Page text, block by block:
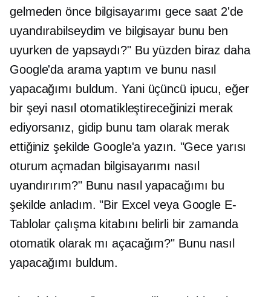
gelmeden önce bilgisayarımı gece saat 2'de
uyandırabilseydim ve bilgisayar bunu ben
uyurken de yapsaydı?" Bu yüzden biraz daha
Google'da arama yaptım ve bunu nasıl
yapacağımı buldum. Yani üçüncü ipucu, eğer
bir şeyi nasıl otomatikleştireceğinizi merak
ediyorsanız, gidip bunu tam olarak merak
ettiğiniz şekilde Google'a yazın. "Gece yarısı
oturum açmadan bilgisayarımı nasıl
uyandırırım?" Bunu nasıl yapacağımı bu
şekilde anladım. "Bir Excel veya Google E-
Tablolar çalışma kitabını belirli bir zamanda
otomatik olarak mı açacağım?" Bunu nasıl
yapacağımı buldum.